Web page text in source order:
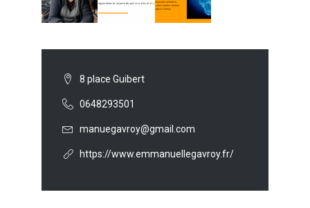
8 place Guibert
0648293501
manuegavroy@gmail.com
https://www.emmanuellegavroy.fr/